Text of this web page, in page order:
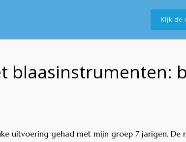
Kijk de
blaasinstrumenten:
uitvoering gehad met mijn groep 7 jarigen. De